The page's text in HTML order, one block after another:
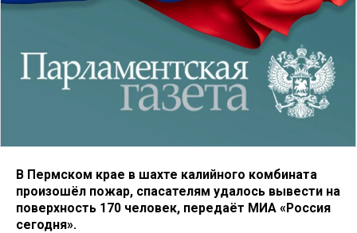
В Пермском крае в шахте калийного комбината
произошёл пожар, спасателям удалось вывести на
поверхность 170 человек, передаёт МИА «Россия
сегодня».